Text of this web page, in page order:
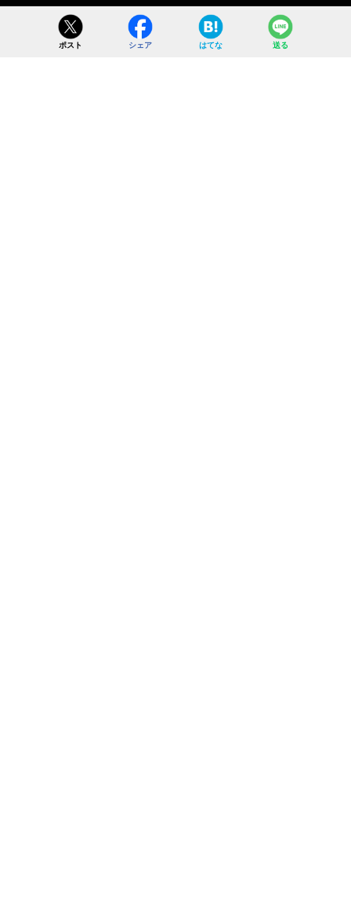
ポスト シェア はてな 送る